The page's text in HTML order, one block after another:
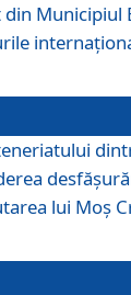
Municipiul
lui Moș